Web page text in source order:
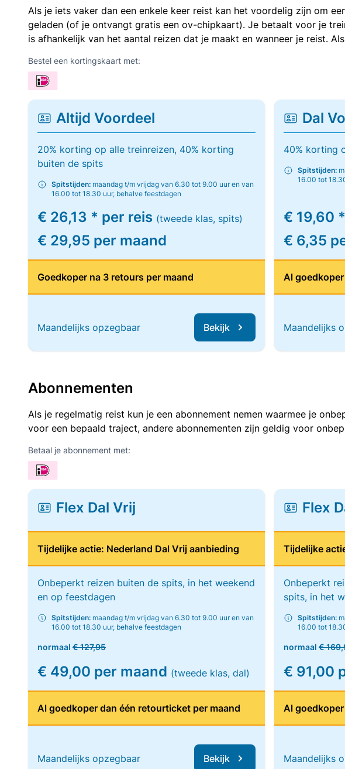
Als je iets vaker dan een enkele keer reist kan het voordelig zijn om
geladen (of je ontvangt gratis een ov-chipkaart). Je betaalt voor je
is afhankelijk van het aantal reizen dat je maakt en wanneer je reist.
Bestel een kortingskaart met:
Altijd Voordeel
20% korting op alle treinreizen, 40% korting
buiten de spits
Spitstijden: maandag t/m vrijdag van 6.30 tot 9.00 uur en van
16.00 tot 18.30 uur, behalve feestdagen
€ 26,13 * per reis (tweede klas, spits)
€ 29,95 per maand
Goedkoper na 3 retours per maand
Maandelijks opzegbaar Bekijk
Dal
40% korting
Spitstijden:
16.00 tot
€ 19,60
€ 6,35
Al
Maandelijks
Abonnementen
Als je regelmatig reist kun je een abonnement nemen waarmee je
voor een bepaald traject, andere abonnementen zijn geldig voor
Betaal je abonnement met:
Flex Dal Vrij
Tijdelijke actie: Nederland Dal Vrij aanbieding
Onbeperkt reizen buiten de spits, in het weekend
en op feestdagen
Spitstijden: maandag t/m vrijdag van 6.30 tot 9.00 uur en van
16.00 tot 18.30 uur, behalve feestdagen
normaal € 127,95
€ 49,00 per maand (tweede klas, dal)
Al goedkoper dan één retourticket per maand
Maandelijks opzegbaar Bekijk
Flex
Tijdelijke
Onbeperkt
spits, in het
Spitstijden:
16.00 tot
normaal€
€ 91,00
Al
Maandelijks